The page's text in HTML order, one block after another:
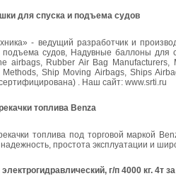
для спуска и подъема судов
- ведущий разработчик и
судов, Надувные баллоны для
airbags, Rubber Air Bag
Ship Moving Airbags, Ships
. Наш сайт: www.srti.ru
топлива Benza
топлива под торговой маркой
простота эксплуатации и
г/п 4000 кг. 4т